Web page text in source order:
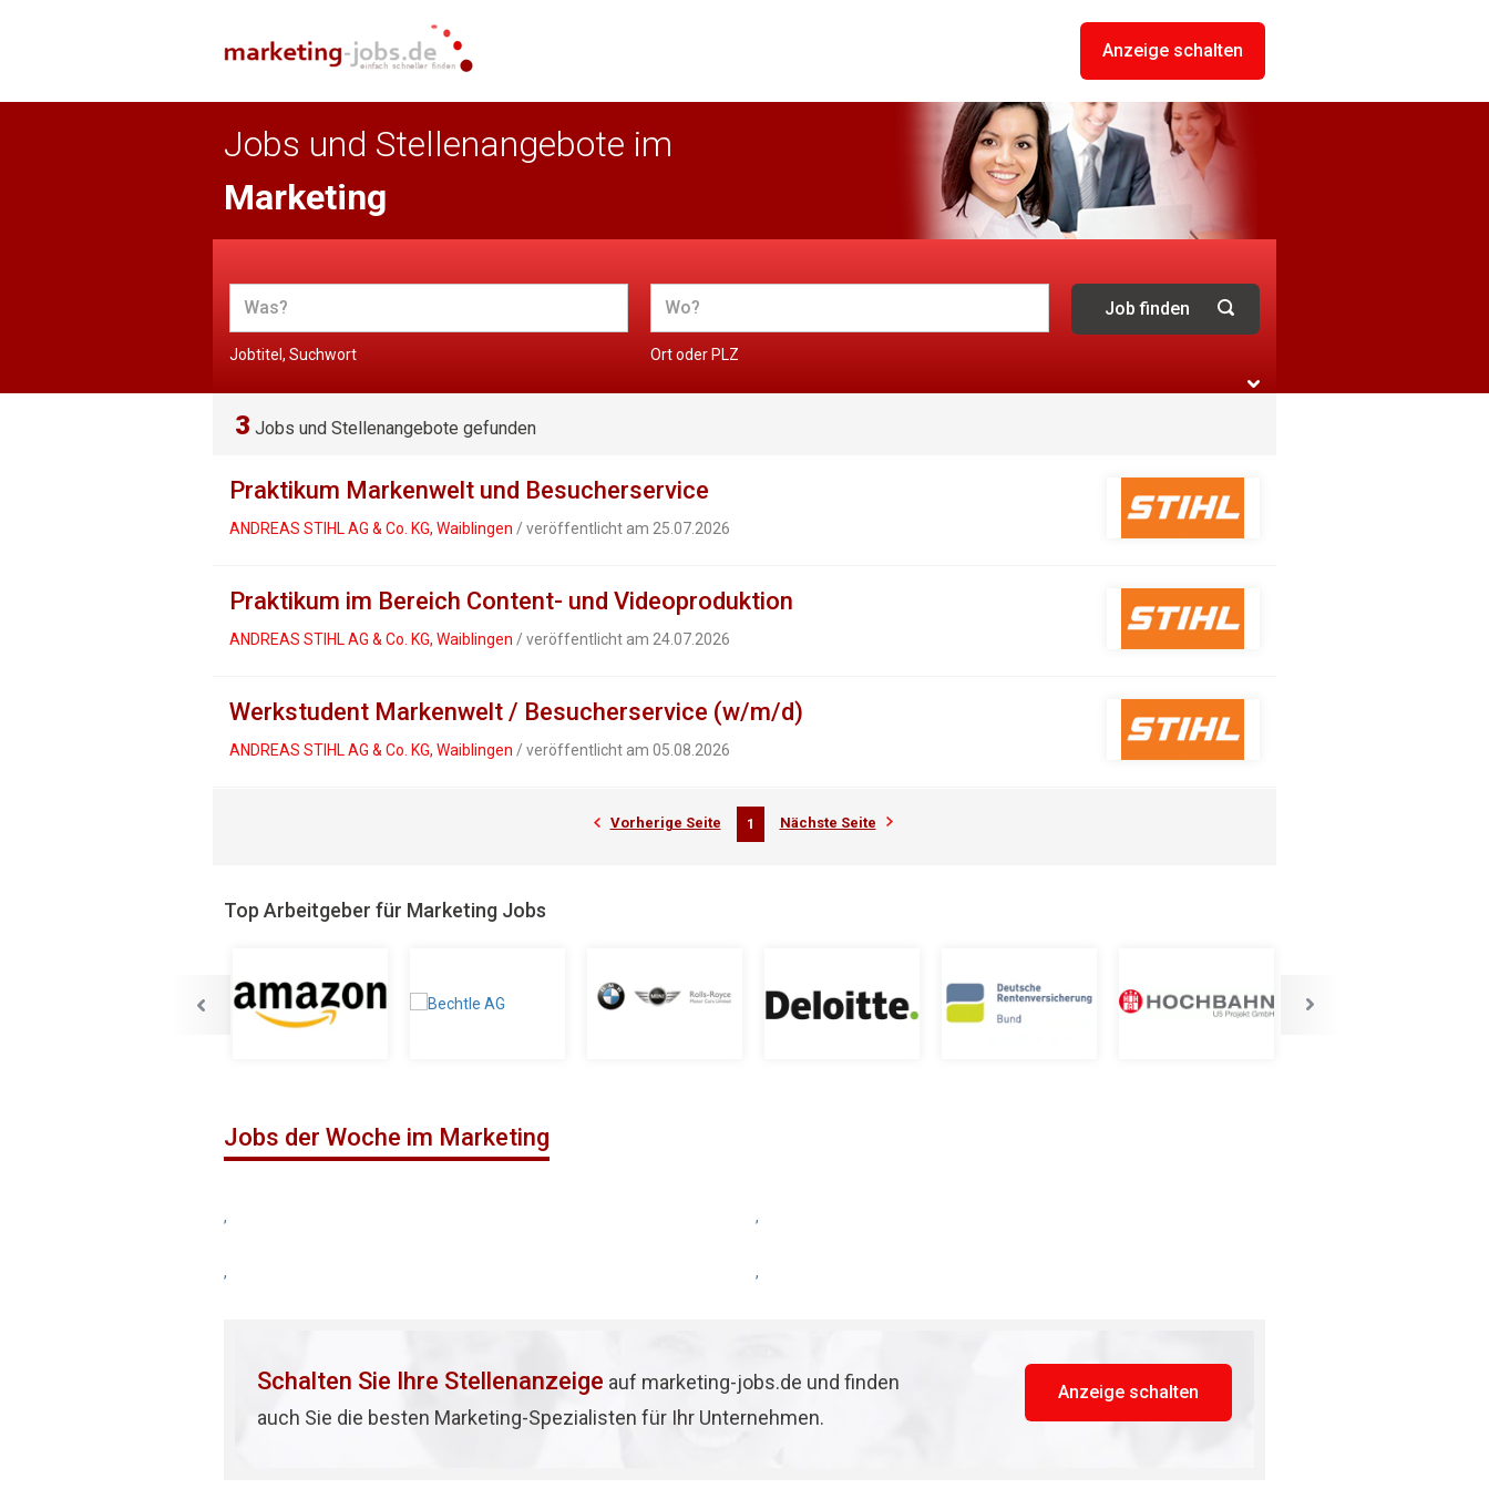
Anzeige schalten
Jobs und Stellenangebote im
Marketing
Jobtitel, Suchwort Ort oder PLZ
3 Jobs und Stellenangebote gefunden
Praktikum Markenwelt und Besucherservice
ANDREAS STIHL AG & Co. KG, Waiblingen / veröffentlicht am 25.07.2026
Praktikum im Bereich Content- und Videoproduktion
ANDREAS STIHL AG & Co. KG, Waiblingen / veröffentlicht am 24.07.2026
Werkstudent Markenwelt / Besucherservice (w/m/d)
ANDREAS STIHL AG & Co. KG, Waiblingen / veröffentlicht am 05.08.2026
Vorherige Seite 1 Nächste Seite
Top Arbeitgeber für Marketing Jobs
Jobs der Woche im Marketing
, ,
, ,
Schalten Sie Ihre Stellenanzeige auf marketing-jobs.de und finden
auch Sie die besten Marketing-Spezialisten für Ihr Unternehmen.
Anzeige schalten